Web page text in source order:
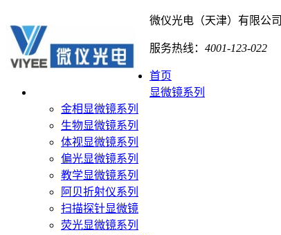
微仪光电（天津）有限公司
服务热线： 4001-123-022
首页
显微镜系列
金相显微镜系列
生物显微镜系列
体视显微镜系列
偏光显微镜系列
教学显微镜系列
阿贝折射仪系列
扫描探针显微镜
荧光显微镜系列